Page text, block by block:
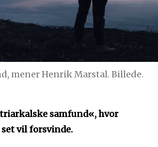
mener Henrik Marstal. Billede.
samfund«, hvor
vil forsvinde.